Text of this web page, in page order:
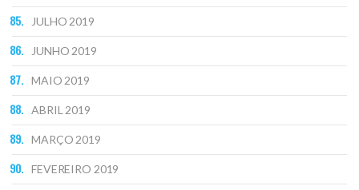
JULHO 2019
JUNHO 2019
MAIO 2019
ABRIL 2019
MARÇO 2019
FEVEREIRO 2019